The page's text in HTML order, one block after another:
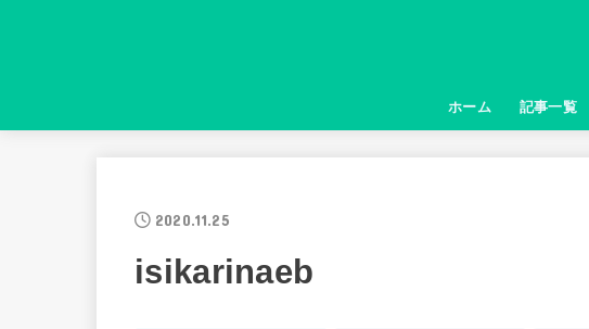
ホーム 記事一覧
2020.11.25
isikarinaeb